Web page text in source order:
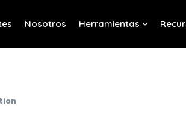
for HubSpot
Nosotros Herramientas
Show